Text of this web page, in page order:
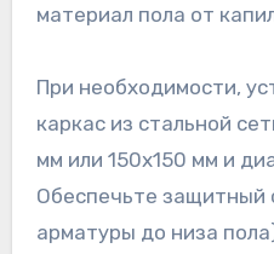
материал пола от
При необходимости,
каркас из стальной
мм или 150х150 мм и
Обеспечьте защитный
арматуры до низа